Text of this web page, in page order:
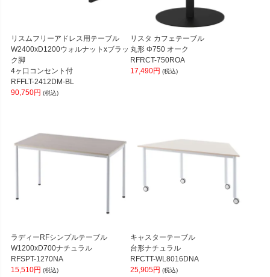
リスムフリーアドレス用テーブル
W2400xD1200ウォルナットxブラッ
ク脚
4ヶ口コンセント付
RFFLT-2412DM-BL
90,750円 (税込)
リスタ カフェテーブル
丸形 Φ750 オーク
RFRCT-750ROA
17,490円 (税込)
ラディーRFシンプルテーブル
W1200xD700ナチュラル
RFSPT-1270NA
15,510円 (税込)
キャスターテーブル
台形ナチュラル
RFCTT-WL8016DNA
25,905円 (税込)